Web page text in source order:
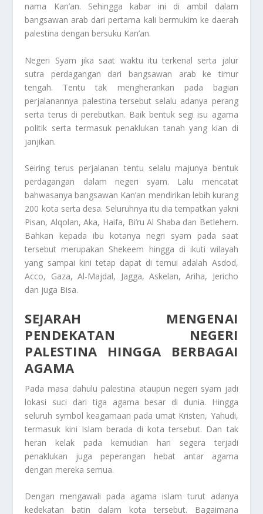
nama Kan’an. Sehingga kabar ini di ambil dalam
bangsawan arab dari pertama kali bermukim ke daerah
palestina dengan bersuku Kan’an.
Negeri Syam jika saat waktu itu terkenal serta jalur
sutra perdagangan dari bangsawan arab ke timur
tengah. Tentu tak mengherankan pada bagian
perjalanannya palestina tersebut selalu adanya perang
serta terus di perebutkan. Baik bentuk segi isu agama
politik serta termasuk penaklukan tanah yang kian di
janjikan.
Seiring terus perjalanan tentu selalu majunya bentuk
perdagangan dalam negeri syam. Lalu mencatat
bahwasanya bangsawan Kan’an mendirikan lebih kurang
200 kota serta desa. Seluruhnya itu dia tempatkan yakni
Pisan, Alqolan, Aka, Haifa, Bi’ru Al Shaba dan Betlehem.
Bahkan kepada ibu kotanya negri syam pada saat
tersebut merupakan Shekeem hingga di ikuti wilayah
yang sampai kini tetap dapat di temui adalah Asdod,
Acco, Gaza, Al-Majdal, Jagga, Askelan, Ariha, Jericho
dan juga Bisa.
SEJARAH MENGENAI
PENDEKATAN NEGERI
PALESTINA HINGGA BERBAGAI
AGAMA
Pada masa dahulu palestina ataupun negeri syam jadi
lokasi suci dari tiga agama besar di dunia. Hingga
seluruh symbol keagamaan pada umat Kristen, Yahudi,
termasuk kini Islam berada di kota tersebut. Dan tak
heran kelak pada kemudian hari segera terjadi
penaklukan juga peperangan hebat antar agama
dengan mereka semua.
Dengan mengawali pada agama islam turut adanya
kedekatan batin dalam kota tersebut. Bagaimana